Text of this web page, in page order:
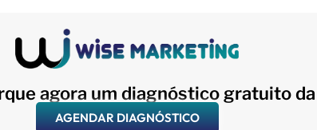
agora um diagnóstico gratuito
AGENDAR DIAGNÓSTICO